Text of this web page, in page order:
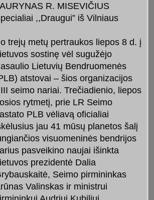
R. MISEVIČIUS
,,Draugui” iš Vilniaus
trejų metų pertraukos liepos 8 d. į
sostinę vėl sugužėjo
Lietuvių Bendruomenės
atstovai – šios organizacijos
seimo nariai. Trečiadienio, liepos
rytmetį, prie LR Seimo
PLB vėliavą oficialiai
jau 41 mūsų planetos šalį
visuomeninės bendrijos
pasveikino naujai išinkta
prezidentė Dalia
Seimo pirmininkas
Valinskas ir ministrui